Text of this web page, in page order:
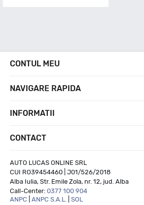
CONTUL MEU
NAVIGARE RAPIDA
INFORMATII
CONTACT
AUTO LUCAS ONLINE SRL
CUI RO39454460 | J01/526/2018
Alba Iulia, Str. Emile Zola, nr. 12, jud. Alba
Call-Center: 0377 100 904
ANPC
ANPC S.A.L. SOL